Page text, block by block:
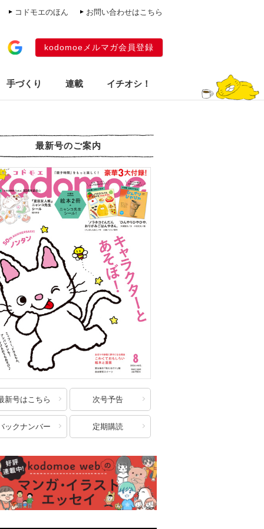
コドモエのほん お問い合わせはこちら
kodomoeメルマガ会員登録
手づくり 連載 イチオシ！
最新号のご案内
新号はこちら 次号予告
ックナンバー 定期購読